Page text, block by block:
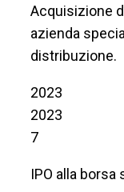
Acquisizione
azienda
distribuzione.
2023
2023
7
IPO alla borsa